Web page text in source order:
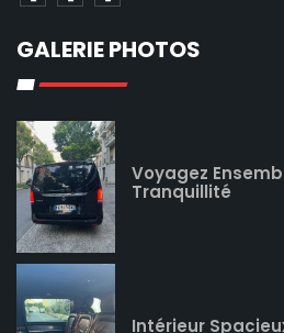
GALERIE PHOTOS
Voyagez
Tranquillité
Intérieur